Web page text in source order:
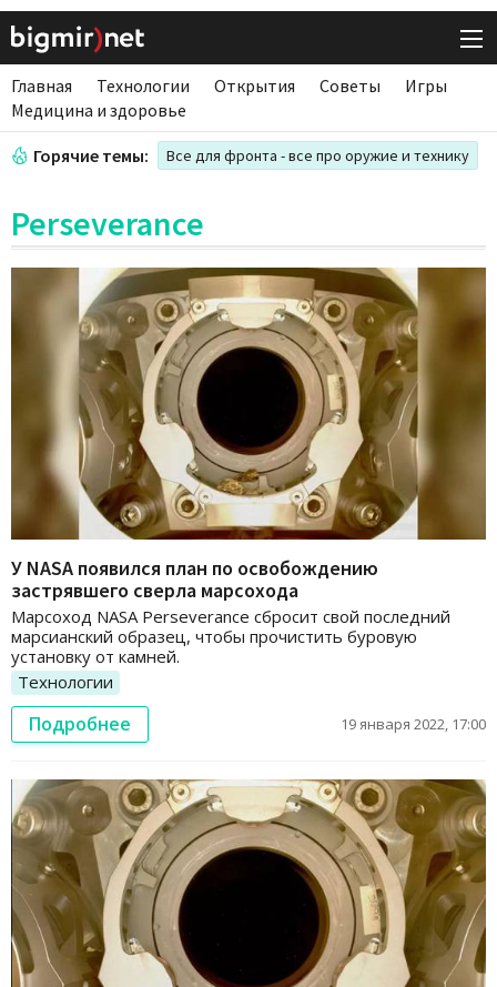
Главная Технологии Открытия Советы
Игры
Медицина и здоровье
Горячие темы: Все для фронта - все про оружие и технику
Perseverance
У NASA появился план по освобождению
застрявшего сверла марсохода
Марсоход NASA Perseverance сбросит свой последний
марсианский образец, чтобы прочистить буровую
установку от камней.
Технологии
Подробнее 19 января 2022, 17:00